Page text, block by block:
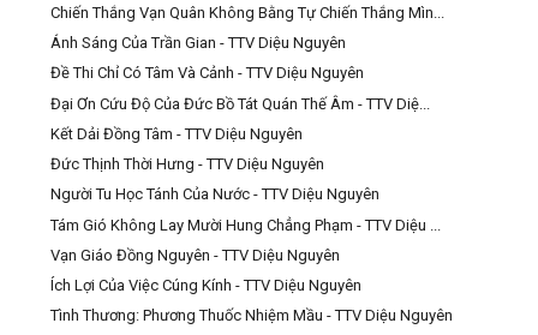
Chiến Thắng Vạn Quân Không Bằng Tự Chiến Thắng Mìn...
Ánh Sáng Của Trần Gian - TTV Diệu Nguyên
Đề Thi Chỉ Có Tâm Và Cảnh - TTV Diệu Nguyên
Đại Ơn Cứu Độ Của Đức Bồ Tát Quán Thế Âm - TTV Diệ...
Kết Dải Đồng Tâm - TTV Diệu Nguyên
Đức Thịnh Thời Hưng - TTV Diệu Nguyên
Người Tu Học Tánh Của Nước - TTV Diệu Nguyên
Tám Gió Không Lay Mười Hung Chẳng Phạm - TTV Diệu ...
Vạn Giáo Đồng Nguyên - TTV Diệu Nguyên
Ích Lợi Của Việc Cúng Kính - TTV Diệu Nguyên
Tình Thương: Phương Thuốc Nhiệm Mầu - TTV Diệu Nguyên